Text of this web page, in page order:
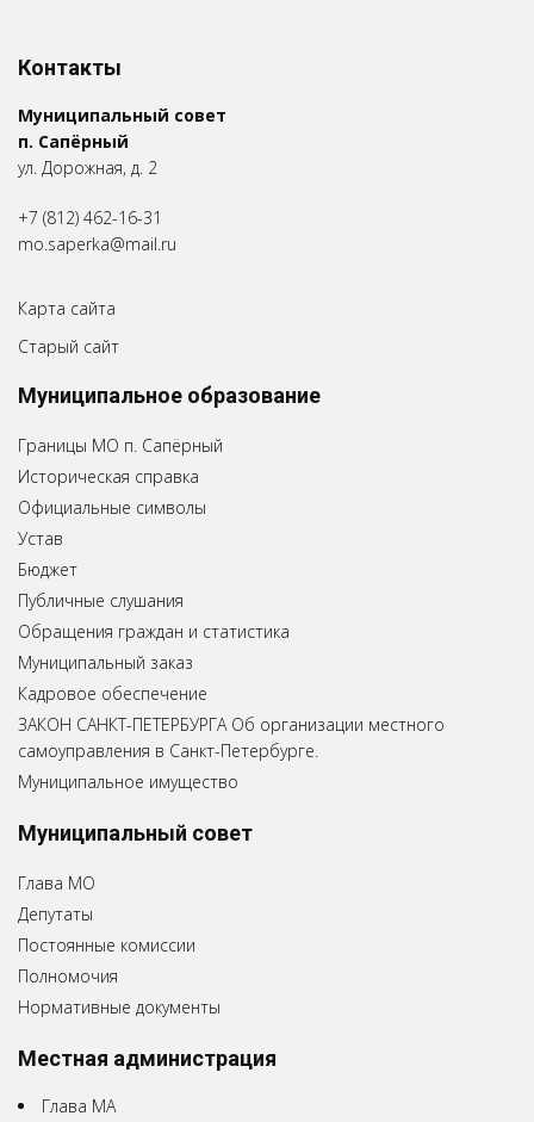
Контакты
Муниципальный совет
п. Сапёрный
ул. Дорожная, д. 2
+7 (812) 462-16-31
mo.saperka@mail.ru
Карта сайта
Старый сайт
Муниципальное образование
Границы МО п. Сапёрный
Историческая справка
Официальные символы
Устав
Бюджет
Публичные слушания
Обращения граждан и статистика
Муниципальный заказ
Кадровое обеспечение
ЗАКОН САНКТ-ПЕТЕРБУРГА Об организации местного
самоуправления в Санкт-Петербурге.
Муниципальное имущество
Муниципальный совет
Глава МО
Депутаты
Постоянные комиссии
Полномочия
Нормативные документы
Местная администрация
Глава МА